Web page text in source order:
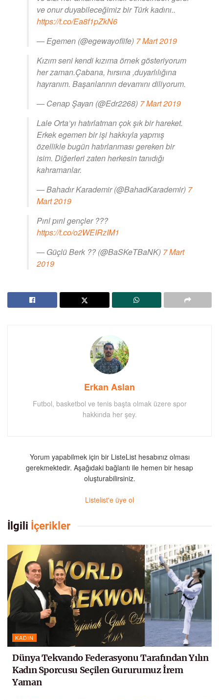
ve onur duyabileceğimiz bir Türk kadını..
https://t.co/Ea8f1pZkN6
— Egemen (@egewayoflife) 7 Mart 2019
Kızım seni kendi kızıma örnek gösteriyorum
her zaman.Çabana, hırsına ,duyarlılığına
hayranım. Başarılarının devamını diliyorum.
— Cenap Şayan (@Edr2268) 7 Mart 2019
Lale Orta’yı hatırlatman çok şık bir hareket.
Erkek egemen bir işi hakkıyla yapmış
özellikle bugün hatırlanması gereken bir
isim. Diğerleri zaten herkesin tanıdığı
kahramanlar.
— Bahadır Karademir (@BahadKarademir) 7
Mart 2019
Pırıl pırıl gençler ???
https://t.co/o2WEIRzIM1
— Güçlü Berk ?? (@BaSKeTBaNK) 7 Mart
2019
Erkan Aslan
Futbol, basketbol ve tenis başta olmak üzere spor
hakkında her şey.
Yorum yapabilmek için bir ListeList hesabınız olması
gerekmektedir. Aşağıdaki bağlantı ile hemen bir hesap
oluşturabilirsiniz.
Listelist'e üye ol
İlgili İçerikler
KADIN
Dünya Tekvando Federasyonu Tarafından Yılın
Kadın Sporcusu Seçilen Gururumuz İrem
Yaman